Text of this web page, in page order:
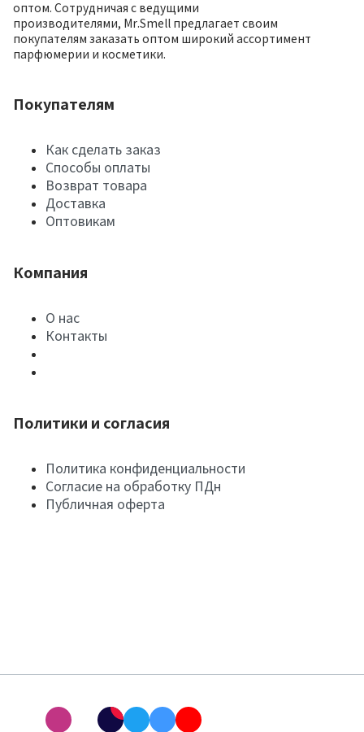
оптом. Сотрудничая с ведущими
производителями, Mr.Smell предлагает своим
покупателям заказать оптом широкий ассортимент
парфюмерии и косметики.
Покупателям
Как сделать заказ
Способы оплаты
Возврат товара
Доставка
Оптовикам
Компания
О нас
Контакты
Политики и согласия
Политика конфиденциальности
Согласие на обработку ПДн
Публичная оферта